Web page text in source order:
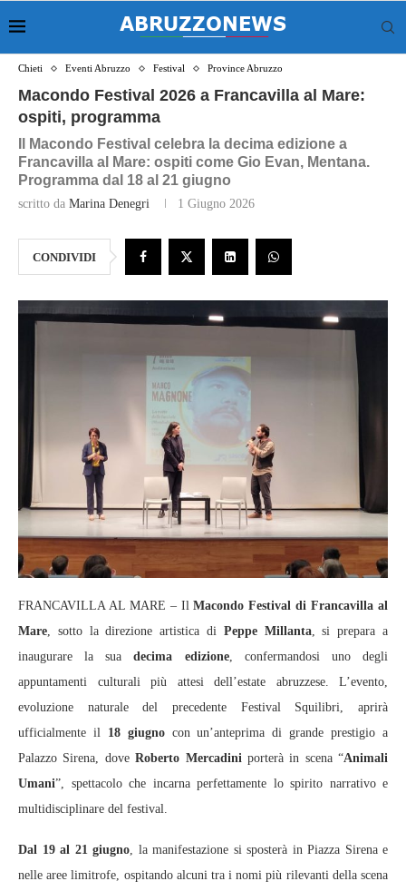
Chieti Eventi Abruzzo Festival Province Abruzzo
Macondo Festival 2026 a Francavilla al Mare:
ospiti, programma
Il Macondo Festival celebra la decima edizione a
Francavilla al Mare: ospiti come Gio Evan, Mentana.
Programma dal 18 al 21 giugno
scritto da Marina Denegri 1 Giugno 2026
CONDIVIDI
FRANCAVILLA AL MARE – IlMacondo Festival di Francavilla al
Mare, sotto la direzione artistica di Peppe Millanta, si prepara a
inaugurare la suadecima edizione, confermandosi uno degli
appuntamenti culturali più attesi dell’estate abruzzese. L’evento,
evoluzione naturale del precedente Festival Squilibri, aprirà
ufficialmente il 18 giugnocon un’anteprima di grande prestigio a
Palazzo Sirena, doveRoberto Mercadiniporterà in scena “Animali
Umani”, spettacolo che incarna perfettamente lo spirito narrativo e
multidisciplinare del festival.
Dal 19 al 21 giugno, la manifestazione si sposterà in Piazza Sirena e
nelle aree limitrofe, ospitando alcuni tra i nomi più rilevanti della scena